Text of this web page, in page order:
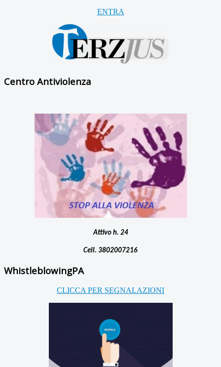
ENTRA
Centro Antiviolenza
Attivo h. 24
Cell. 3802007216
WhistleblowingPA
CLICCA PER SEGNALAZIONI